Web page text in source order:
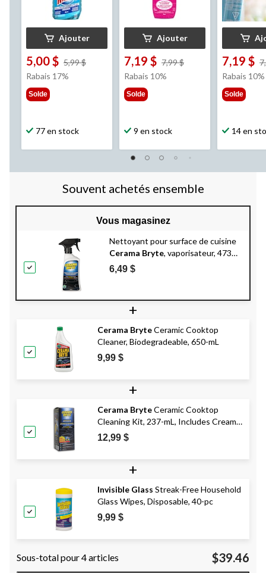
Ajouter
5,00 $ 5,99 $
Rabais 17%
Solde
77 en stock
Ajouter
7,19 $ 7,99 $
Rabais 10%
Solde
9 en stock
7,19 $
Rabais 10%
Solde
14 en
Souvent achetés ensemble
Vous magasinez
Nettoyant pour surface de cuisine
Cerama Bryte, vaporisateur, 473
mL
6,49 $
+
Cerama BryteCeramic Cooktop
Cleaner, Biodegradeable, 650-mL
9,99 $
+
Cerama BryteCeramic Cooktop
Cleaning Kit, 237-mL, Includes Cream
Cleanser, 2 Pads and 1 Scraper
12,99 $
+
Invisible Glass Streak-Free Household
Glass Wipes, Disposable, 40-pc
9,99 $
Sous-total pour 4 articles $39.46